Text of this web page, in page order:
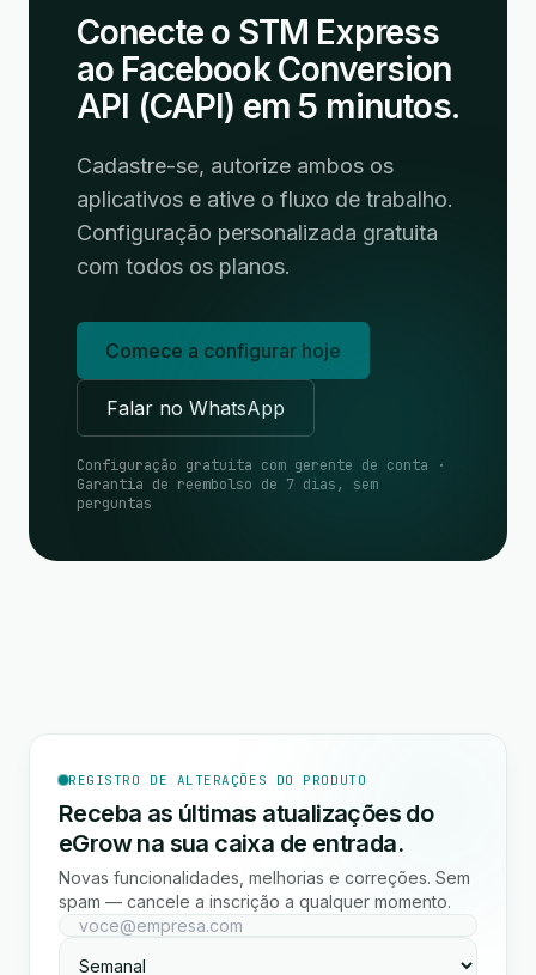
Conecte o STM Express
ao Facebook Conversion
API (CAPI) em 5 minutos.
Cadastre-se, autorize ambos os
aplicativos e ative o fluxo de trabalho.
Configuração personalizada gratuita
com todos os planos.
Comece a configurar hoje
Falar no WhatsApp
Configuração gratuita com gerente de conta ·
Garantia de reembolso de 7 dias, sem
perguntas
REGISTRO DE ALTERAÇÕES DO PRODUTO
Receba as últimas atualizações do
eGrow na sua caixa de entrada.
Novas funcionalidades, melhorias e correções. Sem
spam — cancele a inscrição a qualquer momento.